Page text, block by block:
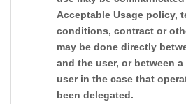
Acceptable Usage policy,
conditions, contract or
may be done directly
and the user, or between
user in the case that
been delegated.